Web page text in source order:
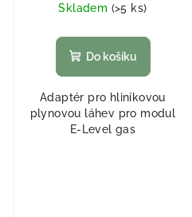
Skladem (>5 ks)
Do košíku
Adaptér pro hliníkovou
plynovou láhev pro modul
E-Level gas